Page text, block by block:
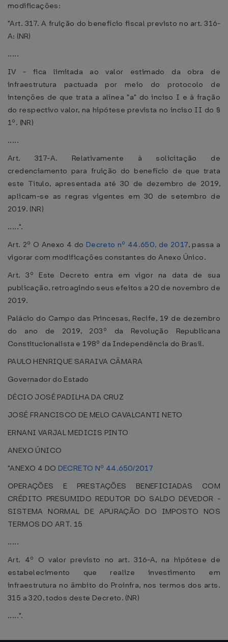
modificações:
"Art. 317. A fruição do benefício fiscal previsto no art. 316-
A: (NR)
.....
IV - fica limitada ao valor estimado da obra de
infraestrutura pactuada por meio do protocolo de
intenções de que trata a alínea "a" do inciso I e à fração
do respectivo valor, na hipótese prevista no inciso II do §
1º. (NR)
.....
Art. 317-A. Relativamente à solicitação de
credenciamento para fruição do benefício de que trata
este Título, apresentada até 30 de dezembro de 2019,
aplicam-se as regras vigentes em 30 de setembro de
2019. (NR)
.....".
Art. 2º O Anexo 4 do Decreto nº 44.650, de 2017, passa a
vigorar com modificações constantes do Anexo Único.
Art. 3º Este Decreto entra em vigor na data de sua
publicação, retroagindo seus efeitos a 20 de novembro de
2019.
Palácio do Campo das Princesas, Recife, 19 de dezembro
do ano de 2019, 203º da Revolução Republicana
Constitucionalista e 198º da Independência do Brasil.
PAULO HENRIQUE SARAIVA CÂMARA
Governador do Estado
DÉCIO JOSÉ PADILHA DA CRUZ
JOSÉ FRANCISCO DE MELO CAVALCANTI NETO
ERNANI VARJAL MEDICIS PINTO
ANEXO ÚNICO
"ANEXO 4 DO DECRETO Nº 44.650/2017
OPERAÇÕES E PRESTAÇÕES BENEFICIADAS COM
CRÉDITO PRESUMIDO REDUTOR DO SALDO DEVEDOR -
SISTEMA NORMAL DE APURAÇÃO DO IMPOSTO NOS
TERMOS DO ART. 15
.....
Art. 4º O valor previsto no art. 316-A, na hipótese de
estabelecimento que realize investimento em
infraestrutura no âmbito do Proinfra, nos termos dos arts.
315 a 320, todos deste Decreto. (NR)
.....".